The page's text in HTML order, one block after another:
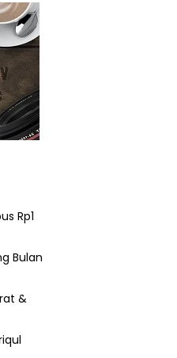
Rp1
Bulan
&